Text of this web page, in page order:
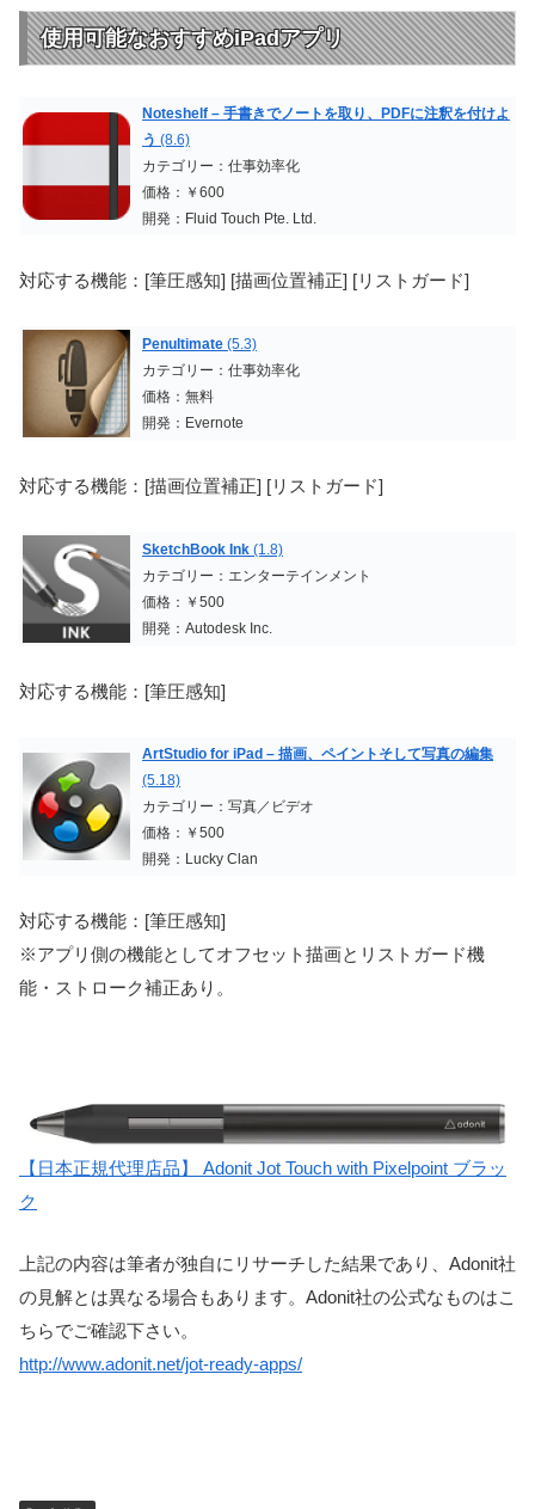
使用可能なおすすめiPadアプリ
Noteshelf – 手書きでノートを取り、PDFに注釈を付けよ
う (8.6)
カテゴリー：仕事効率化
価格：￥600
開発：Fluid Touch Pte. Ltd.
対応する機能：[筆圧感知] [描画位置補正] [リストガード]
Penultimate (5.3)
カテゴリー：仕事効率化
価格：無料
開発：Evernote
対応する機能：[描画位置補正] [リストガード]
SketchBook Ink (1.8)
カテゴリー：エンターテインメント
価格：￥500
開発：Autodesk Inc.
対応する機能：[筆圧感知]
ArtStudio for iPad – 描画、ペイントそして写真の編集
(5.18)
カテゴリー：写真／ビデオ
価格：￥500
開発：Lucky Clan
対応する機能：[筆圧感知]
※アプリ側の機能としてオフセット描画とリストガード機
能・ストローク補正あり。
【日本正規代理店品】 Adonit Jot Touch with Pixelpoint ブラッ
ク
上記の内容は筆者が独自にリサーチした結果であり、Adonit社
の見解とは異なる場合もあります。Adonit社の公式なものはこ
ちらでご確認下さい。
http://www.adonit.net/jot-ready-apps/